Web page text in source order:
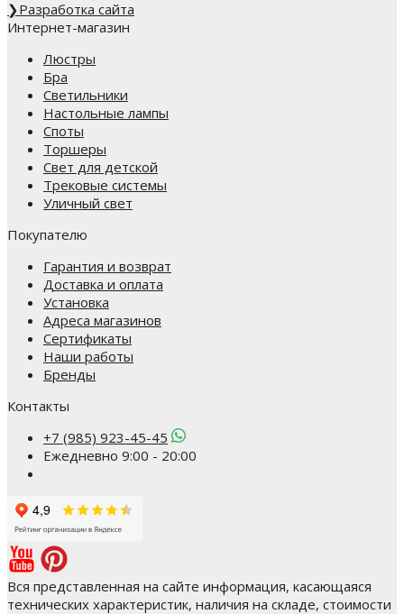
❯Разработка сайта
Интернет-магазин
Люстры
Бра
Светильники
Настольные лампы
Споты
Торшеры
Свет для детской
Трековые системы
Уличный свет
Покупателю
Гарантия и возврат
Доставка и оплата
Установка
Адреса магазинов
Сертификаты
Наши работы
Бренды
Контакты
+7 (985) 923-45-45
Ежедневно 9:00 - 20:00
Вся представленная на сайте информация, касающаяся
технических характеристик, наличия на складе, стоимости